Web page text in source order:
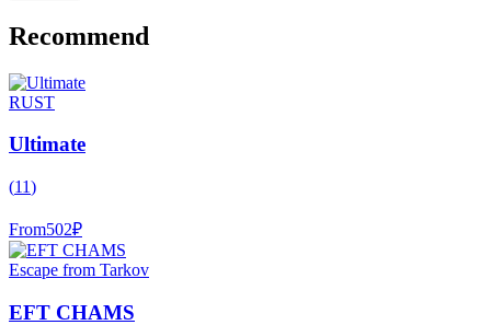
Recommend
RUST
Ultimate
(11)
From502₽
Escape from Tarkov
EFT CHAMS